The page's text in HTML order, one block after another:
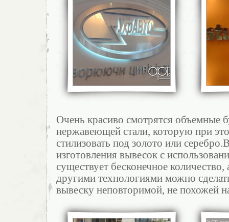
Очень красиво смотрятся объемные
нержавеющей стали, которую при
стилизовать под золото или
изготовления вывесок с
существует бесконечное количество,
другими технологиями можно
вывеску неповторимой, не похожей